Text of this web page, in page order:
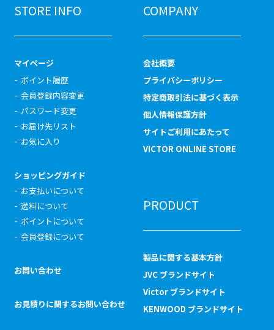
STORE INFO
マイページ
ポイント履歴
会員登録内容変更
パスワード変更
お届け先リスト
お気に入り
ショッピングガイド
お支払いについて
送料について
ポイントについて
会員登録について
お問い合わせ
お見積りに関するお問い合わせ
COMPANY
会社概要
プライバシーポリシー
特定商取引法に基づく表示
個人情報保護方針
サイトご利用にあたって
VICTOR ONLINE STORE
PRODUCT
製品に関する基本方針
JVC ブランドサイト
Victor ブランドサイト
KENWOOD ブランドサイト